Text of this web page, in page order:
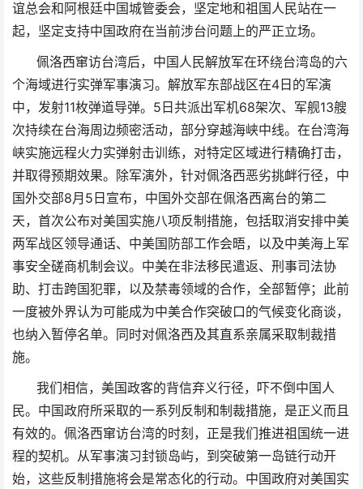
谊总会和阿根廷中国城管委会，坚定地和祖国人民站在一
起，坚定支持中国政府在当前涉台问题上的严正立场。
佩洛西窜访台湾后，中国人民解放军在环绕台湾岛的六
个海域进行实弹军事演习。解放军东部战区在4日的军演
中，发射11枚弹道导弹。5日共派出军机68架次、军舰13艘
次持续在台海周边频密活动，部分穿越海峡中线。在台湾海
峡实施远程火力实弹射击训练，对特定区域进行精确打击，
并取得预期效果。除军演外，针对佩洛西恶劣挑衅行径，中
国外交部8月5日宣布，中国外交部在佩洛西离台的第二
天，首次公布对美国实施八项反制措施，包括取消安排中美
两军战区领导通话、中美国防部工作会晤，以及中美海上军
事安全磋商机制会议。中美在非法移民遣返、刑事司法协
助、打击跨国犯罪，以及禁毒领域的合作，全部暂停；此前
一度被外界认为可能成为中美合作突破口的气候变化商谈，
也纳入暂停名单。同时对佩洛西及其直系亲属采取制裁措
施。
我们相信，美国政客的背信弃义行径，吓不倒中国人
民。中国政府所采取的一系列反制和制裁措施，是正义而且
有效的。佩洛西窜访台湾的时刻，正是我们推进祖国统一进
程的契机。从军事演习封锁岛屿，到突破第一岛链行动开
始，这些反制措施将会是常态化的行动。中国政府对美国实